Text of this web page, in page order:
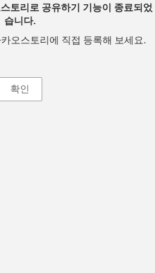
토리로 공유하기 기능이 종료되었
습니다.
오스토리에 직접 등록해 보세요.
확인